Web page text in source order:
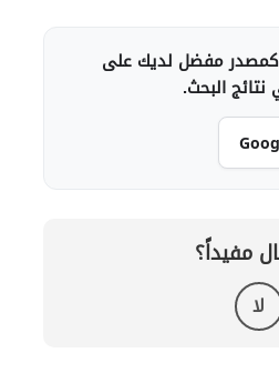
مفضل لديك على
البحث.
مفيداً؟
لا